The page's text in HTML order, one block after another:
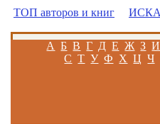
ТОП авторов и книг
А Б В Г Д Е Ж З И
С Т У Ф Х Ц Ч